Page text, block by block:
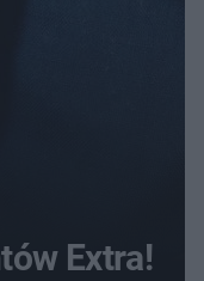
Extra!